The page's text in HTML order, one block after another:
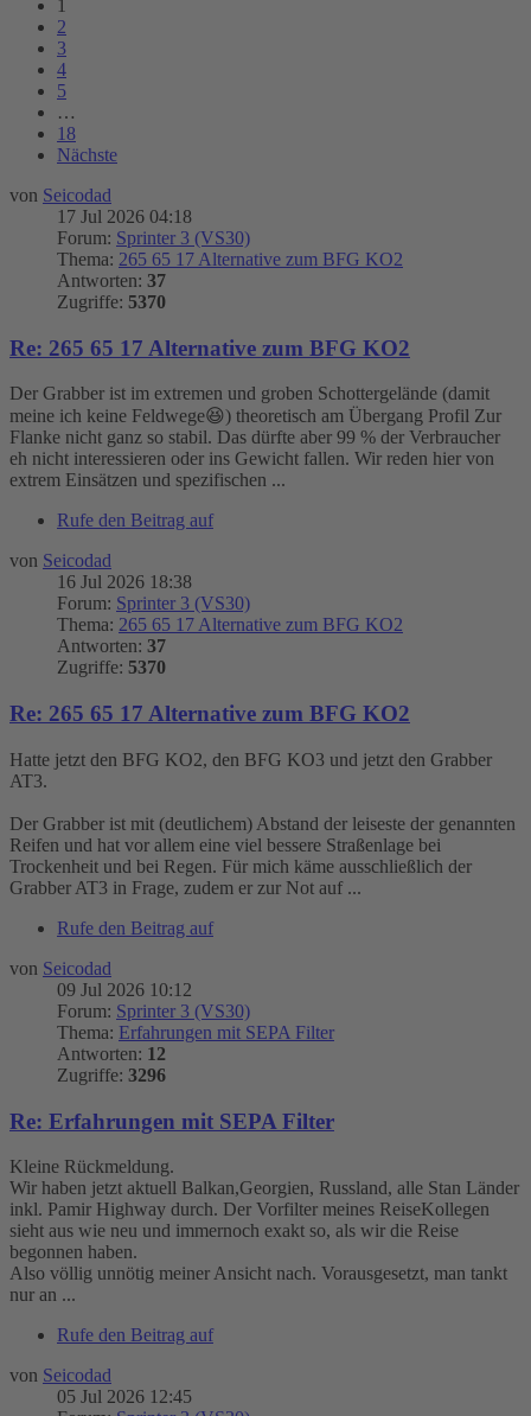
1
2
3
4
5
…
18
Nächste
von Seicodad
17 Jul 2026 04:18
Forum: Sprinter 3 (VS30)
Thema: 265 65 17 Alternative zum BFG KO2
Antworten: 37
Zugriffe: 5370
Re: 265 65 17 Alternative zum BFG KO2
Der Grabber ist im extremen und groben Schottergelände (damit
meine ich keine Feldwege😆) theoretisch am Übergang Profil Zur
Flanke nicht ganz so stabil. Das dürfte aber 99 % der Verbraucher
eh nicht interessieren oder ins Gewicht fallen. Wir reden hier von
extrem Einsätzen und spezifischen ...
Rufe den Beitrag auf
von Seicodad
16 Jul 2026 18:38
Forum: Sprinter 3 (VS30)
Thema: 265 65 17 Alternative zum BFG KO2
Antworten: 37
Zugriffe: 5370
Re: 265 65 17 Alternative zum BFG KO2
Hatte jetzt den BFG KO2, den BFG KO3 und jetzt den Grabber
AT3.
Der Grabber ist mit (deutlichem) Abstand der leiseste der genannten
Reifen und hat vor allem eine viel bessere Straßenlage bei
Trockenheit und bei Regen. Für mich käme ausschließlich der
Grabber AT3 in Frage, zudem er zur Not auf ...
Rufe den Beitrag auf
von Seicodad
09 Jul 2026 10:12
Forum: Sprinter 3 (VS30)
Thema: Erfahrungen mit SEPA Filter
Antworten: 12
Zugriffe: 3296
Re: Erfahrungen mit SEPA Filter
Kleine Rückmeldung.
Wir haben jetzt aktuell Balkan,Georgien, Russland, alle Stan Länder
inkl. Pamir Highway durch. Der Vorfilter meines ReiseKollegen
sieht aus wie neu und immernoch exakt so, als wir die Reise
begonnen haben.
Also völlig unnötig meiner Ansicht nach. Vorausgesetzt, man tankt
nur an ...
Rufe den Beitrag auf
von Seicodad
05 Jul 2026 12:45